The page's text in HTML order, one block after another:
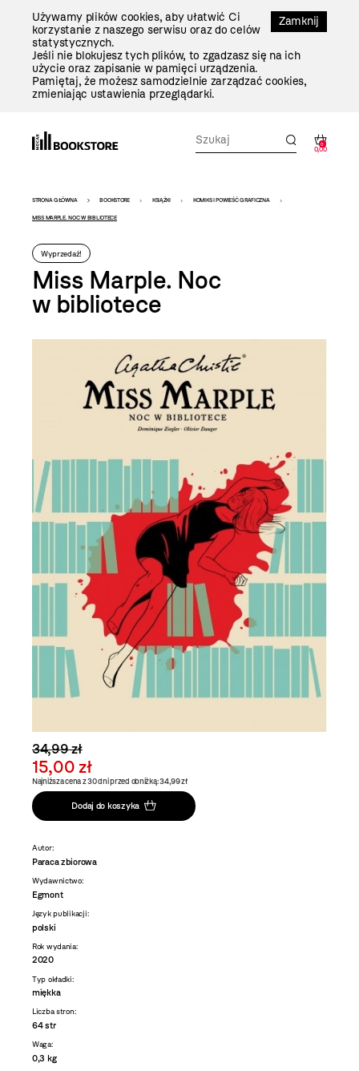
Zamknij
Używamy plików cookies, aby ułatwić Ci
korzystanie z naszego serwisu oraz do celów
statystycznych.
Jeśli nie blokujesz tych plików, to zgadzasz się na ich
użycie oraz zapisanie w pamięci urządzenia.
Pamiętaj, że możesz samodzielnie zarządzać cookies,
zmieniając ustawienia przeglądarki.
0
0,00
Bookstore
-
szablon
szczegóły
STRONA GŁÓWNA BOOKSTORE KSIĄŻKI KOMIKS I POWIEŚĆ GRAFICZNA
MISS MARPLE. NOC W BIBLIOTECE
Wyprzedaż!
Miss Marple. Noc
w bibliotece
34,99 zł
15,00 zł
Najniższa cena z 30 dni przed obniżką: 34,99 zł
Dodaj do koszyka
Autor:
Paraca zbiorowa
Wydawnictwo:
Egmont
Język publikacji:
polski
Rok wydania:
2020
Typ okładki:
miękka
Liczba stron:
64 str
Waga:
0,3 kg